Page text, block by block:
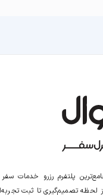
پلتفرم رزرو خدمات
لحظه‌ تصمیم‌گیری تا ثبت